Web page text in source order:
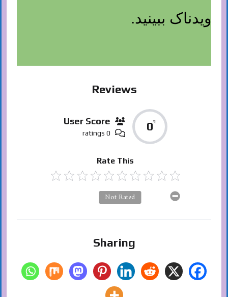
ویدناک ببینید.
Reviews
0%
User Score
0 ratings
Rate This
Not Rated
Sharing